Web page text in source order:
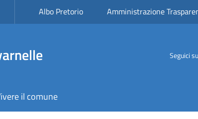
Albo Pretorio Amministrazione
Seguici su
il comune